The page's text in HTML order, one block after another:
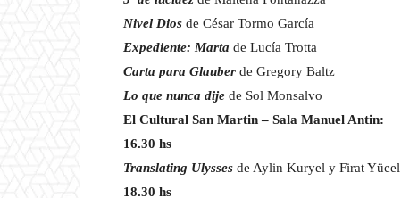
Nivel Dios de César Tormo García
Expediente: Marta de Lucía Trotta
Carta para Glauber de Gregory Baltz
Lo que nunca dije de Sol Monsalvo
El Cultural San Martin – Sala Manuel Antin:
16.30 hs
Translating Ulysses de Aylin Kuryel y Firat Yücel
18.30 hs